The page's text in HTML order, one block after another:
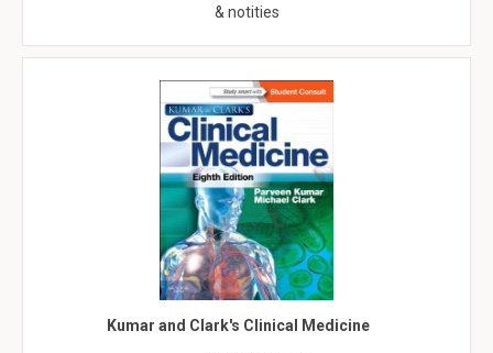
& notities
Kumar and Clark's Clinical Medicine